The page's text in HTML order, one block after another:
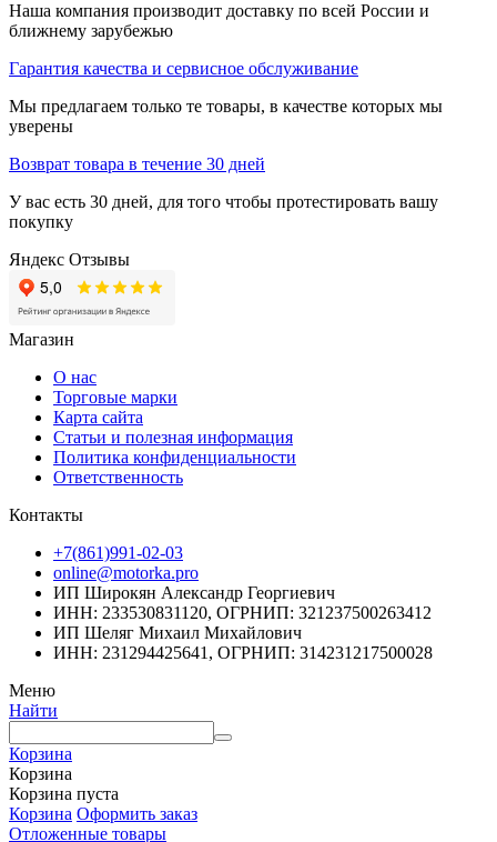
Наша компания производит доставку по всей России и
ближнему зарубежью
Гарантия качества и сервисное обслуживание
Мы предлагаем только те товары, в качестве которых мы
уверены
Возврат товара в течение 30 дней
У вас есть 30 дней, для того чтобы протестировать вашу
покупку
Яндекс Отзывы
Магазин
О нас
Торговые марки
Карта сайта
Статьи и полезная информация
Политика конфиденциальности
Ответственность
Контакты
+7(861)991-02-03
online@motorka.pro
ИП Широкян Александр Георгиевич
ИНН: 233530831120, ОГРНИП: 321237500263412
ИП Шеляг Михаил Михайлович
ИНН: 231294425641, ОГРНИП: 314231217500028
Меню
Найти
Корзина
Корзина
Корзина пуста
Корзина Оформить заказ
Отложенные товары